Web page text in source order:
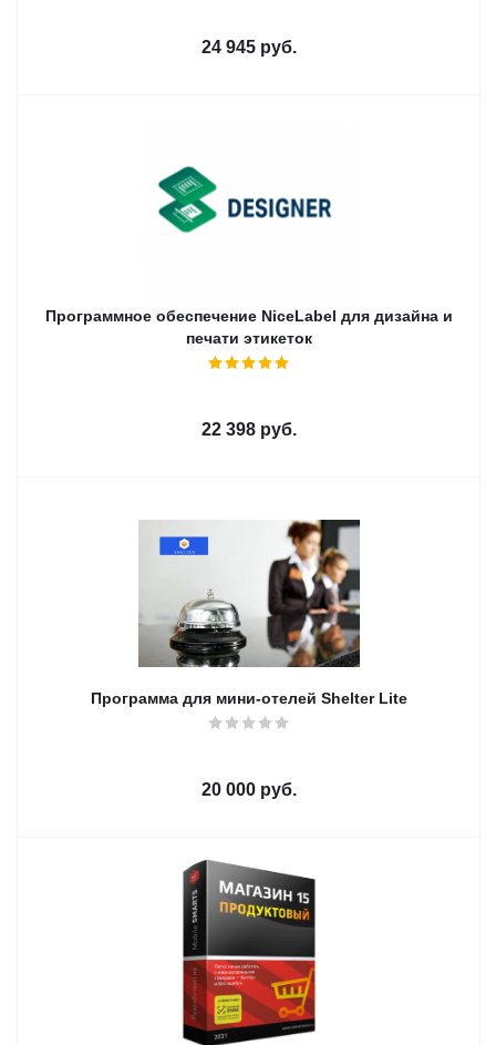
24 945 руб.
Программное обеспечение NiceLabel для дизайна и
печати этикеток
22 398 руб.
Программа для мини-отелей Shelter Lite
20 000 руб.